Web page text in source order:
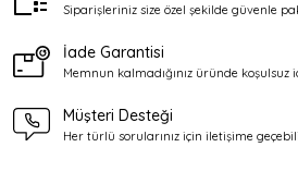
Siparişleriniz size özel şekilde güvenle
İade Garantisi
Memnun kalmadığınız üründe koşulsuz
Müşteri Desteği
Her türlü sorularınız için iletişime